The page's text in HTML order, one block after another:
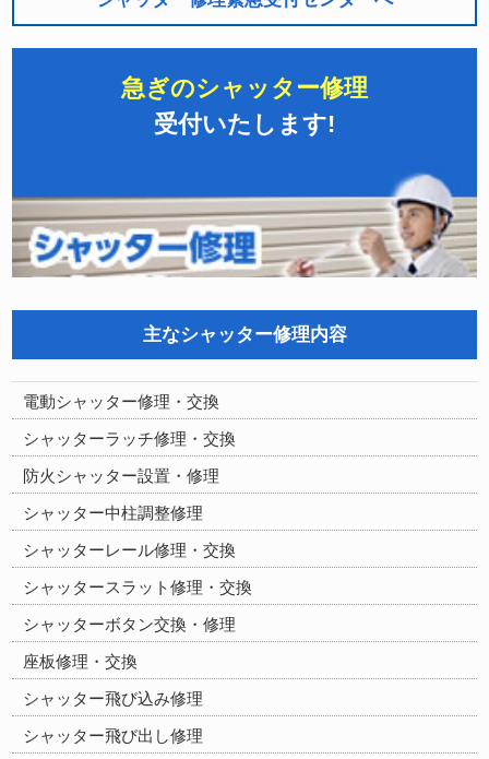
急ぎのシャッター修理
受付いたします!
主なシャッター修理内容
電動シャッター修理・交換
シャッターラッチ修理・交換
防火シャッター設置・修理
シャッター中柱調整修理
シャッターレール修理・交換
シャッタースラット修理・交換
シャッターボタン交換・修理
座板修理・交換
シャッター飛び込み修理
シャッター飛び出し修理